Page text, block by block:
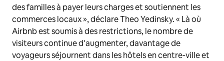
des familles à payer leurs charges et soutiennent les
commerces locaux »,déclare Theo Yedinsky.« Là où
Airbnb est soumis à des restrictions, le nombre de
visiteurs continue d’augmenter, davantage de
voyageurs séjournent dans les hôtels en centre-ville et